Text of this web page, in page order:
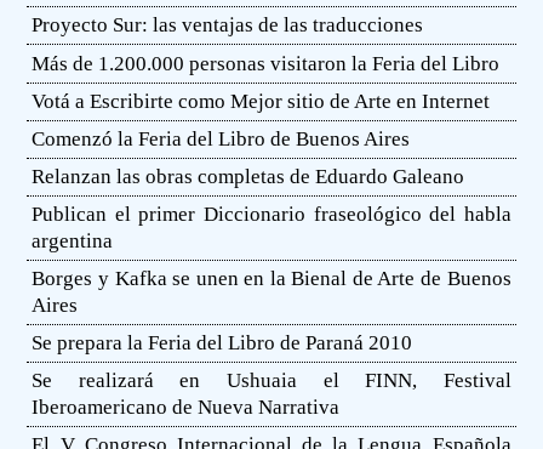
Proyecto Sur: las ventajas de las traducciones
Más de 1.200.000 personas visitaron la Feria del Libro
Votá a Escribirte como Mejor sitio de Arte en Internet
Comenzó la Feria del Libro de Buenos Aires
Relanzan las obras completas de Eduardo Galeano
Publican el primer Diccionario fraseológico del habla
argentina
Borges y Kafka se unen en la Bienal de Arte de Buenos
Aires
Se prepara la Feria del Libro de Paraná 2010
Se realizará en Ushuaia el FINN, Festival
Iberoamericano de Nueva Narrativa